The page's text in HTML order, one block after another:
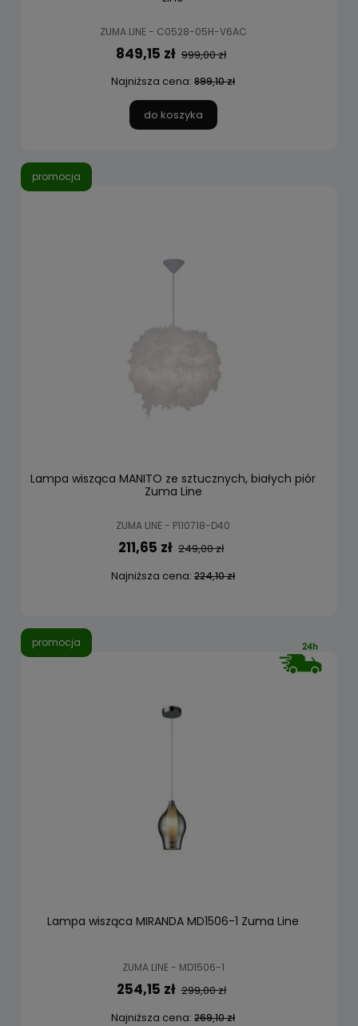
ZUMA LINE - C0528-05H-V6AC
849,15 zł 999,00 zł
Najniższa cena: 899,10 zł
do koszyka
Lampa wisząca MANITO ze sztucznych, białych piór
Zuma Line
ZUMA LINE - P110718-D40
211,65 zł 249,00 zł
Najniższa cena: 224,10 zł
promocja
Lampa wisząca MIRANDA MD1506-1 Zuma Line
ZUMA LINE - MD1506-1
254,15 zł 299,00 zł
Najniższa cena: 269,10 zł
promocja